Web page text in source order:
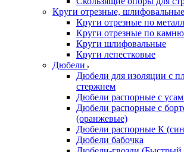
Круги отрезные,
Круги отрезные по
Круги отрезные по камню
Круги шлифовальные
Круги лепестковые
Дюбели
Дюбели для изоляции с
стержнем
Дюбели распорные с
Дюбели распорные c
(оранжевые)
Дюбели распорные К
Дюбели бабочка